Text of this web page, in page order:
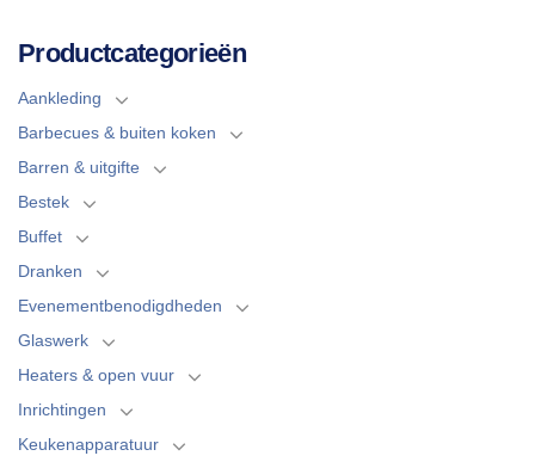
Productcategorieën
Aankleding
Barbecues & buiten koken
Barren & uitgifte
Bestek
Buffet
Dranken
Evenementbenodigdheden
Glaswerk
Heaters & open vuur
Inrichtingen
Keukenapparatuur